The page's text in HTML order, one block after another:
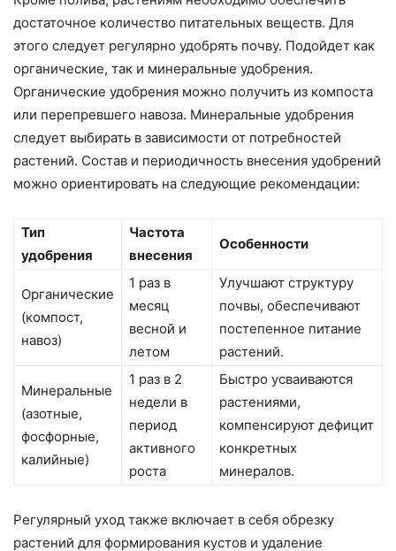
достаточное количество питательных веществ. Для
этого следует регулярно удобрять почву. Подойдет как
органические, так и минеральные удобрения.
Органические удобрения можно получить из компоста
или перепревшего навоза. Минеральные удобрения
следует выбирать в зависимости от потребностей
растений. Состав и периодичность внесения удобрений
можно ориентировать на следующие рекомендации:
Тип
удобрения
Частота
внесения
Особенности
Органические
(компост,
навоз)
1 раз в
месяц
весной и
летом
Улучшают структуру
почвы, обеспечивают
постепенное питание
растений.
Минеральные
(азотные,
фосфорные,
калийные)
1 раз в 2
недели в
период
активного
роста
Быстро усваиваются
растениями,
компенсируют дефицит
конкретных
минералов.
Регулярный уход также включает в себя обрезку
растений для формирования кустов и удаление